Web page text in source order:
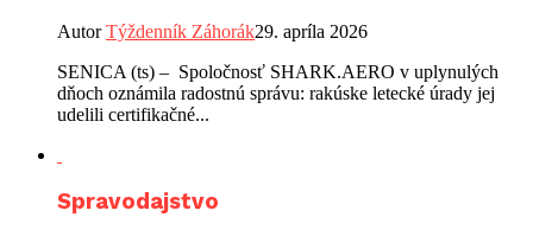
AutorTýždenník Záhorák29. apríla 2026
SENICA (ts) – Spoločnosť SHARK.AERO v uplynulých
dňoch oznámila radostnú správu: rakúske letecké úrady jej
udelili certifikačné...
Spravodajstvo